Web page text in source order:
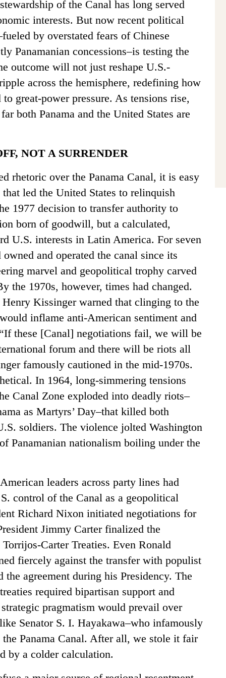
of the Canal has long served
interests. But now recent political
by overstated fears of Chinese
Panamanian concessions–is testing the
outcome will not just reshape U.S.-
across the hemisphere, redefining how
great-power pressure. As tensions rise,
both Panama and the United States are
NOT A SURRENDER
rhetoric over the Panama Canal, it is easy
led the United States to relinquish
1977 decision to transfer authority to
born of goodwill, but a calculated,
U.S. interests in Latin America. For seven
and operated the canal since its
marvel and geopolitical trophy carved
the 1970s, however, times had changed.
Kissinger warned that clinging to the
inflame anti-American sentiment and
these [Canal] negotiations fail, we will be
forum and there will be riots all
famously cautioned in the mid-1970s.
In 1964, long-simmering tensions
Canal Zone exploded into deadly riots–
as Martyrs’ Day–that killed both
soldiers. The violence jolted Washington
Panamanian nationalism boiling under the
leaders across party lines had
control of the Canal as a geopolitical
Richard Nixon initiated negotiations for
Jimmy Carter finalized the
Carter Treaties. Even Ronald
fiercely against the transfer with populist
agreement during his Presidency. The
required bipartisan support and
pragmatism would prevail over
Senator S. I. Hayakawa–who infamously
the Panama Canal. After all, we stole it fair
by a colder calculation.